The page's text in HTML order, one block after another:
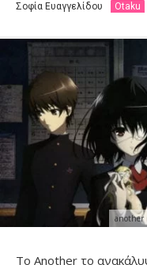
Σοφία Ευαγγελίδου Otaku
another
Το Another το